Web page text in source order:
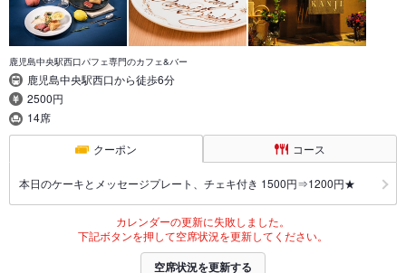
鹿児島中央駅西口パフェ専門のカフェ&バー
鹿児島中央駅西口から徒歩6分
2500円
14席
クーポン コース
本日のケーキとメッセージプレート、チェキ付き 1500円⇒1200円★
カレンダーの更新に失敗しました。
下記ボタンを押して空席状況を更新してください。
空席状況を更新する